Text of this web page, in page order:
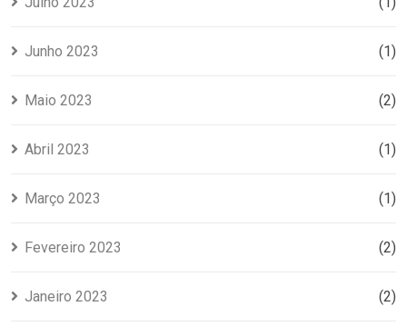
Junho 2023 (1)
Maio 2023 (2)
Abril 2023 (1)
Março 2023 (1)
Fevereiro 2023 (2)
Janeiro 2023 (2)